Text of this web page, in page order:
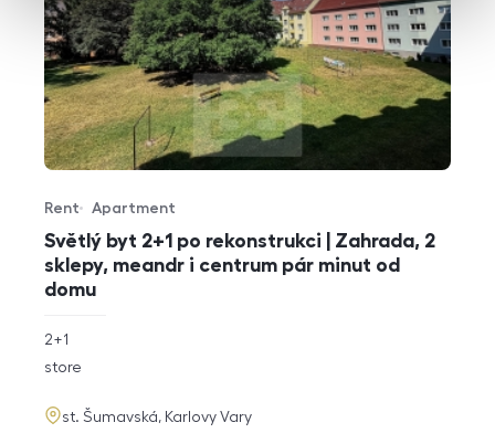
Světlý byt 2+1 po rekonstrukci | Zahrada, 2
sklepy, meandr i centrum pár minut od
domu
Offer type
Rent
Property type
Apartment
rozměry
2+1
funkce
store
adresa
st. Šumavská, Karlovy Vary